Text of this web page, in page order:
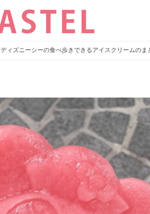
ディズニーシーの食べ歩きできるアイスクリームのま